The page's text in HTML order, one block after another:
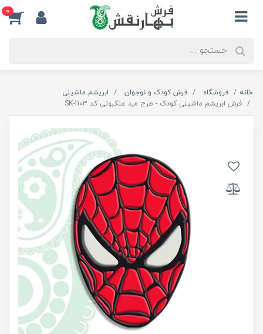
0
خانه فروشگاه فرش کودک و نوجوان
ابریشم ماشینی
فرش ابریشم ماشینی کودک - طرح مرد عنکبوتی کد SK-1103